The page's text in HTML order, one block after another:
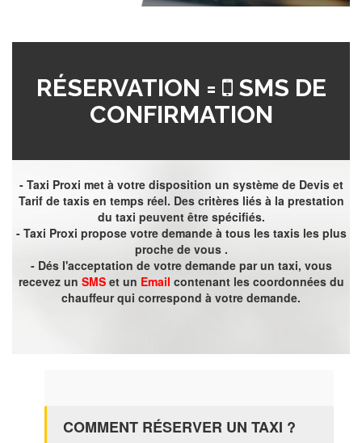
RÉSERVATION =
SMS DE
CONFIRMATION
- Taxi Proxi met à votre disposition un système de Devis et
Tarif de taxis en temps réel. Des critères liés à la prestation
du taxi peuvent être spécifiés.
- Taxi Proxi propose votre demande à tous les taxis les plus
proche de vous .
- Dés l'acceptation de votre demande par un taxi, vous
recevez un SMSet un Email contenant les coordonnées du
chauffeur qui correspond à votre demande.
COMMENT RÉSERVER UN TAXI ?